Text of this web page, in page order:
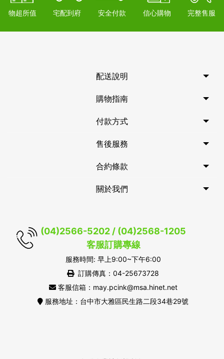
物超所值 宅配到府 安全付款 信心購物 完整售服
配送說明
購物指南
付款方式
售後服務
合約條款
關於我們
(04)2566-5202 / (04)2568-1205
客服訂購專線
服務時間: 早上9:00~下午6:00
訂購傳真：04-25673728
客服信箱：may.pcink@msa.hinet.net
服務地址：台中市大雅區民生路二段34巷29號